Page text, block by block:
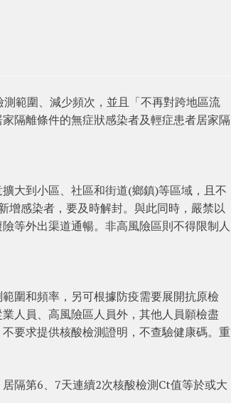
範圍、減少頻次，並且「不再對跨地區流
隔離條件的無症狀感染者及輕症患者居家隔
大到小區、社區和街道(鄉鎮)等區域，且不
增感染者，要及時解封。與此同時，嚴禁以
等外出渠道通暢。非高風險區則不得限制人
圍和頻率，另可根據防疫需要展開抗原檢
人員、高風險區人員外，其他人員願檢盡
要求提供核酸檢測證明，不查驗健康碼。重
隔第6、7天連續2次核酸檢測Ct值等於或大